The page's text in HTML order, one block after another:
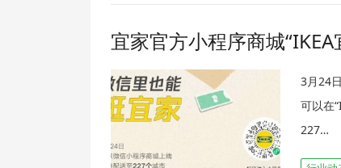
宜家官方小程序商城
3月24
可以在
227…